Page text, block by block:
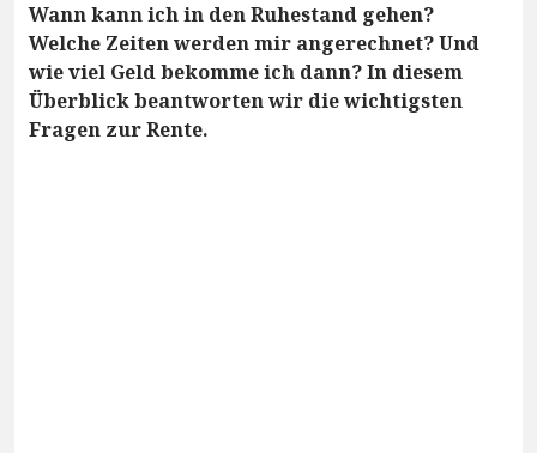
Wann kann ich in den Ruhestand gehen?
Welche Zeiten werden mir angerechnet? Und
wie viel Geld bekomme ich dann? In diesem
Überblick beantworten wir die wichtigsten
Fragen zur Rente.